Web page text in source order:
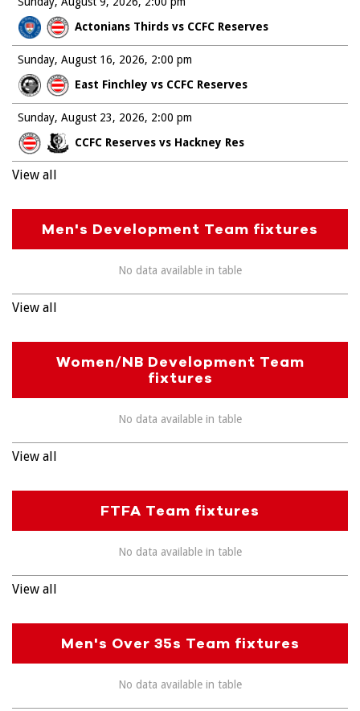
Actonians Thirds vs CCFC Reserves
Sunday, August 16, 2026
East Finchley vs CCFC Reserves
2:00 pm
Sunday, August 23, 2026
CCFC Reserves vs Hackney Res
2:00 pm
View all
Men's Development Team fixtures
No data available in table
View all
Women/NB Development Team
fixtures
No data available in table
View all
FTFA Team fixtures
No data available in table
View all
Men's Over 35s Team fixtures
No data available in table